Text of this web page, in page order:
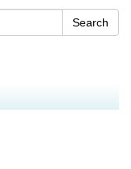
Search